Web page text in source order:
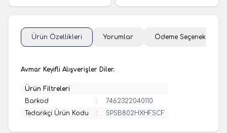
Ürün Özellikleri Yorumlar Ödeme Seçenekleri
Avmar Keyifli Alışverişler Diler.
Ürün Filtreleri
Barkod
:
7462322040110
Tedarikçi Ürün Kodu
: SPSB802HXHFSCF